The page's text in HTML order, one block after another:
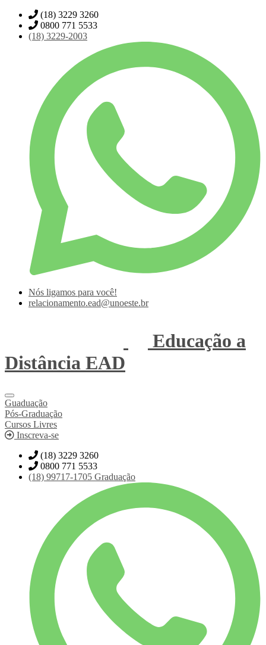
(18) 3229 3260
0800 771 5533
(18) 3229-2003
Nós ligamos para você!
relacionamento.ead@unoeste.br
Educação a
Distância EAD
Guaduação
Pós-Graduação
Cursos Livres
Inscreva-se
(18) 3229 3260
0800 771 5533
(18) 99717-1705 Graduação